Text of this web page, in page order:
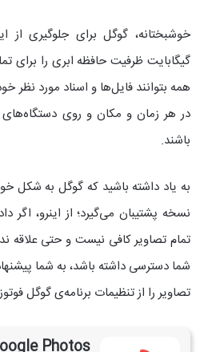
گیگابایت ظرفیت حافظه ابری را برای
همه بتوانند فایل‌ها و اسناد مورد نظر
در هر زمان و مکان و روی
باشند.
به یاد داشته باشید که گوگل به شکل
نسخه پشتیبان می‌گیرد؛ از اینرو، اگر
تمام تصاویر کافی نیست و حتی علاقه
شما دسترسی داشته باشد، به شما
تصاویر را از تنظیمات برنامه‌ی گوگل
Photos